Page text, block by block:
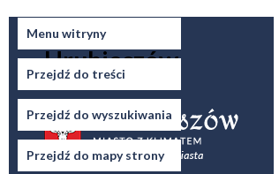
Menu witryny
Przejdź do treści
Przejdź do wyszukiwania
Przejdź do mapy strony
Miasto
Hrubieszów